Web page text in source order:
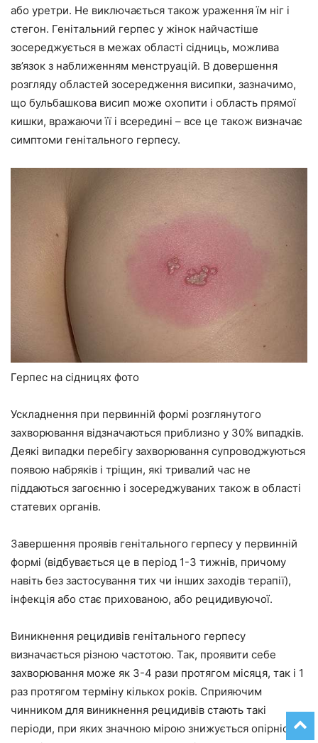
або уретри. Не виключається також ураження їм ніг і
стегон. Генітальний герпес у жінок найчастіше
зосереджується в межах області сідниць, можлива
зв’язок з наближенням менструацій. В довершення
розгляду областей зосередження висипки, зазначимо,
що бульбашкова висип може охопити і область прямої
кишки, вражаючи її і всередині – все це також визначає
симптоми генітального герпесу.
Герпес на сідницях фото
Ускладнення при первинній формі розглянутого
захворювання відзначаються приблизно у 30% випадків.
Деякі випадки перебігу захворювання супроводжуються
появою набряків і тріщин, які тривалий час не
піддаються загоєнню і зосереджуваних також в області
статевих органів.
Завершення проявів генітального герпесу у первинній
формі (відбувається це в період 1-3 тижнів, причому
навіть без застосування тих чи інших заходів терапії),
інфекція або стає прихованою, або рецидивуючої.
Виникнення рецидивів генітального герпесу
визначається різною частотою. Так, проявити себе
захворювання може як 3-4 рази протягом місяця, так і 1
раз протягом терміну кількох років. Сприяючим
чинником для виникнення рецидивів стають такі
періоди, при яких значною мірою знижується опірність